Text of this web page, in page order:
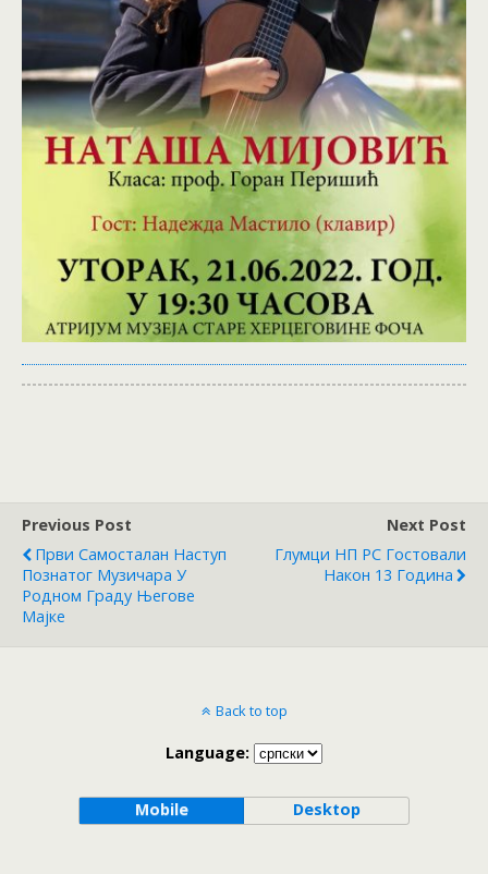
Previous Post
Први Самосталан Наступ
Познатог Музичара У
Родном Граду Његове
Мајке
Next Post
Глумци НП РС Гостовали
Након 13 Година
Back to top
Language:
Mobile Desktop